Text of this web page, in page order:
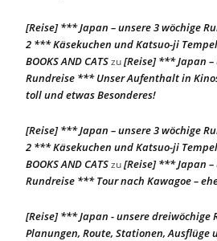
[Reise] *** Japan – unsere 3 wöchige
2 *** Käsekuchen und Katsuo-ji
BOOKS AND CATSzu[Reise] *** Japan
Rundreise *** Unser Aufenthalt in
toll und etwas Besonderes!
[Reise] *** Japan – unsere 3 wöchige
2 *** Käsekuchen und Katsuo-ji
BOOKS AND CATSzu[Reise] *** Japan
Rundreise *** Tour nach Kawagoe –
[Reise] *** Japan - unsere dreiwöchige
Planungen, Route, Stationen, Ausflüge